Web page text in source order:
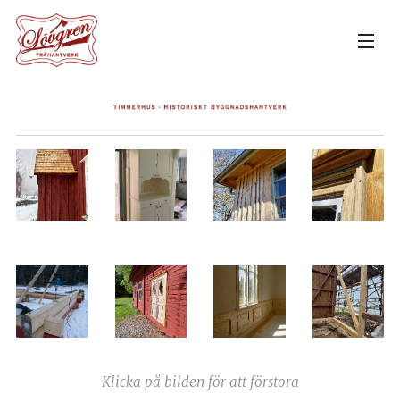
Klicka på bilden för att förstora